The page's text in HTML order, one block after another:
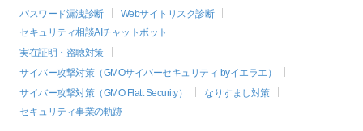
パスワード漏洩診断
Webサイトリスク診断
セキュリティ相談AIチャットボット
実在証明・盗聴対策
サイバー攻撃対策（GMOサイバーセキュリティ byイエラエ）
サイバー攻撃対策（GMO Flatt Security）
なりすまし対策
セキュリティ事業の軌跡